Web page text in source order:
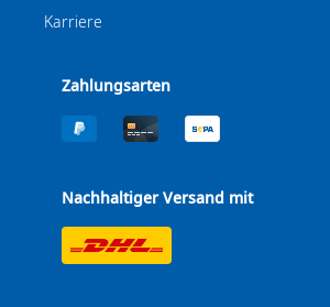
Karriere
Zahlungsarten
Nachhaltiger Versand mit